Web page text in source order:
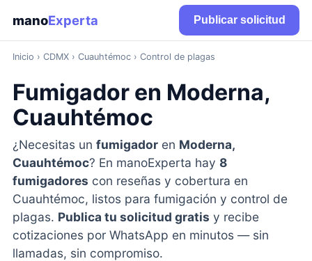
manoExperta Publicar solicitud
Inicio › CDMX› Cuauhtémoc › Control de plagas
Fumigador en Moderna,
Cuauhtémoc
¿Necesitas un fumigadoren Moderna,
Cuauhtémoc? En manoExperta hay 8
fumigadores con reseñas y cobertura en
Cuauhtémoc, listos para fumigación y control de
plagas. Publica tu solicitud gratis y recibe
cotizaciones por WhatsApp en minutos — sin
llamadas, sin compromiso.